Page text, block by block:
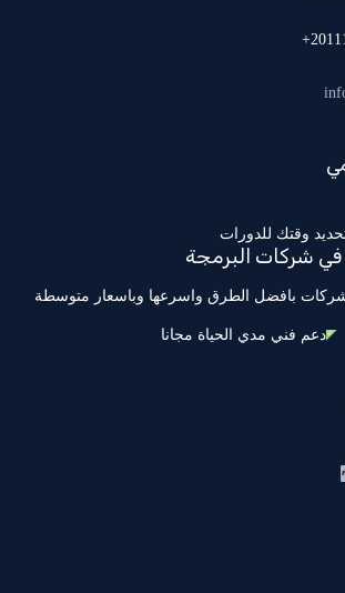
وقتك للدورات
في شركات البرمجة
بافضل الطرق واسرعها وباسعار متوسطة
دعم فني مدي الحياة مجانا